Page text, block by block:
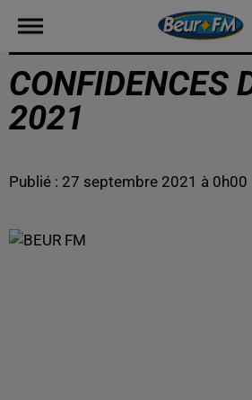
CONFIDENCES
2021
Publié : 27 septembre 2021 à 0h00